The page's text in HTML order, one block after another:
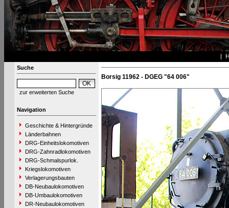
Suche
zur erweiterten Suche
Navigation
Geschichte & Hintergründe
Länderbahnen
DRG-Einheitslokomotiven
DRG-Zahnradlokomotiven
DRG-Schmalspurlok.
Kriegslokomotiven
Verlagerungsbauten
DB-Neubaulokomotiven
DB-Umbaulokomotiven
DR-Neubaulokomotiven
Borsig 11962 - DGEG "64 006"